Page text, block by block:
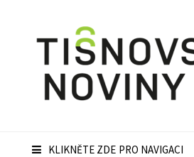
KLIKNĚTE ZDE PRO NAVIGACI